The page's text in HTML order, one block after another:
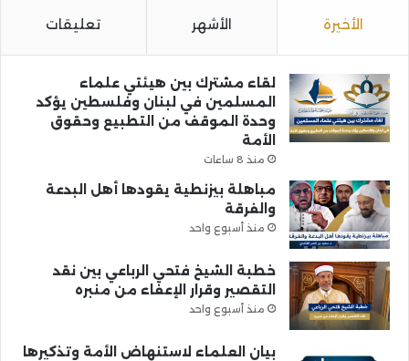
الأخيرة الأشهر تعليقات
لقاء مشترك بين هيئتي علماء
المسلمين في لبنان وفلسطين يؤكد
وحدة الموقف من التطبيع وحقوق
الأمة
منذ 8 ساعات
مباهلة بيزنطية يقودها أهل البدعة
والفرقة
منذ أسبوع واحد
خطبة الشيخ فتحي الرباعي بين نقد
التقصير وقرار الإعفاء من منبره
منذ أسبوع واحد
بيان العلماء لاستنهاض الأمة وتذكيرها